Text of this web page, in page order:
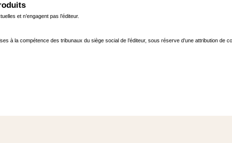
et n’engagent pas l’éditeur.
à la compétence des tribunaux du siège social de l’éditeur, sous réserve d’une attribution de